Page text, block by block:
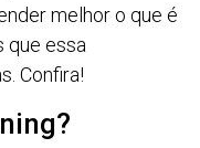
melhor o que é
que essa
Confira!